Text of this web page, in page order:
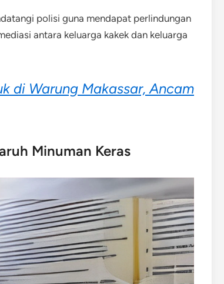
polisi guna mendapat perlindungan
antara keluarga kakek dan keluarga
di Warung Makassar, Ancam
Minuman Keras